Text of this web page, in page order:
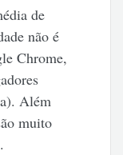
de
não é
Chrome,
Além
muito